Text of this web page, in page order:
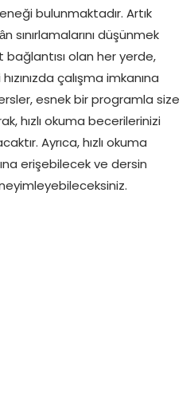
bulunmaktadır. Artık
düşünmek
olan her yerde,
çalışma imkanına
esnek bir programla size
hızlı okuma becerilerinizi
Ayrıca, hızlı okuma
erişebilecek ve dersin